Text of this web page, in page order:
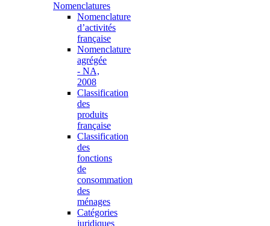
Nomenclatures
Nomenclature
d’activités
française
Nomenclature
agrégée
- NA,
2008
Classification
des
produits
française
Classification
des
fonctions
de
consommation
des
ménages
Catégories
juridiques